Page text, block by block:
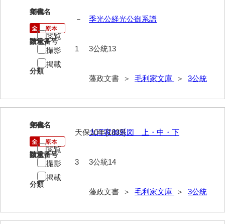
13
文書名
季光公経光公御系譜
請求番号
3公統13
分類
藩政文書 ＞ 毛利家文庫 ＞ 3公統
年代
－
数量
1
閲覧
撮影
掲載
14
文書名
大江家御系図 上・中・下
請求番号
3公統14
分類
藩政文書 ＞ 毛利家文庫 ＞ 3公統
年代
天保10年[1839]
数量
3
閲覧
撮影
掲載